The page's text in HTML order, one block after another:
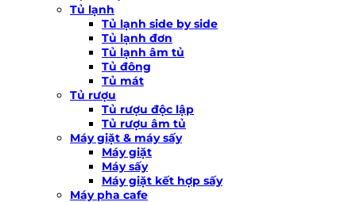
Tủ lạnh
Tủ lạnh side by side
Tủ lạnh đơn
Tủ lạnh âm tủ
Tủ đông
Tủ mát
Tủ rượu
Tủ rượu độc lập
Tủ rượu âm tủ
Máy giặt & máy sấy
Máy giặt
Máy sấy
Máy giặt kết hợp sấy
Máy pha cafe